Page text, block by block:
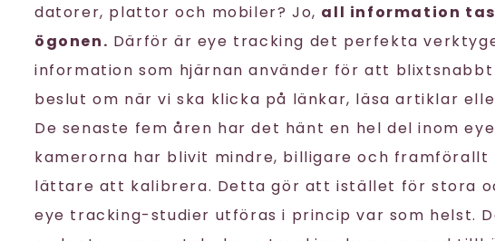
datorer, plattor och mobiler? Jo, all information
ögonen. Därför är eye tracking det perfekta
information som hjärnan använder för att
beslut om när vi ska klicka på länkar, läsa artiklar
De senaste fem åren har det hänt en hel del inom
kamerorna har blivit mindre, billigare och framförallt
lättare att kalibrera. Detta gör att istället för stora
eye tracking-studier utföras i princip var som helst.